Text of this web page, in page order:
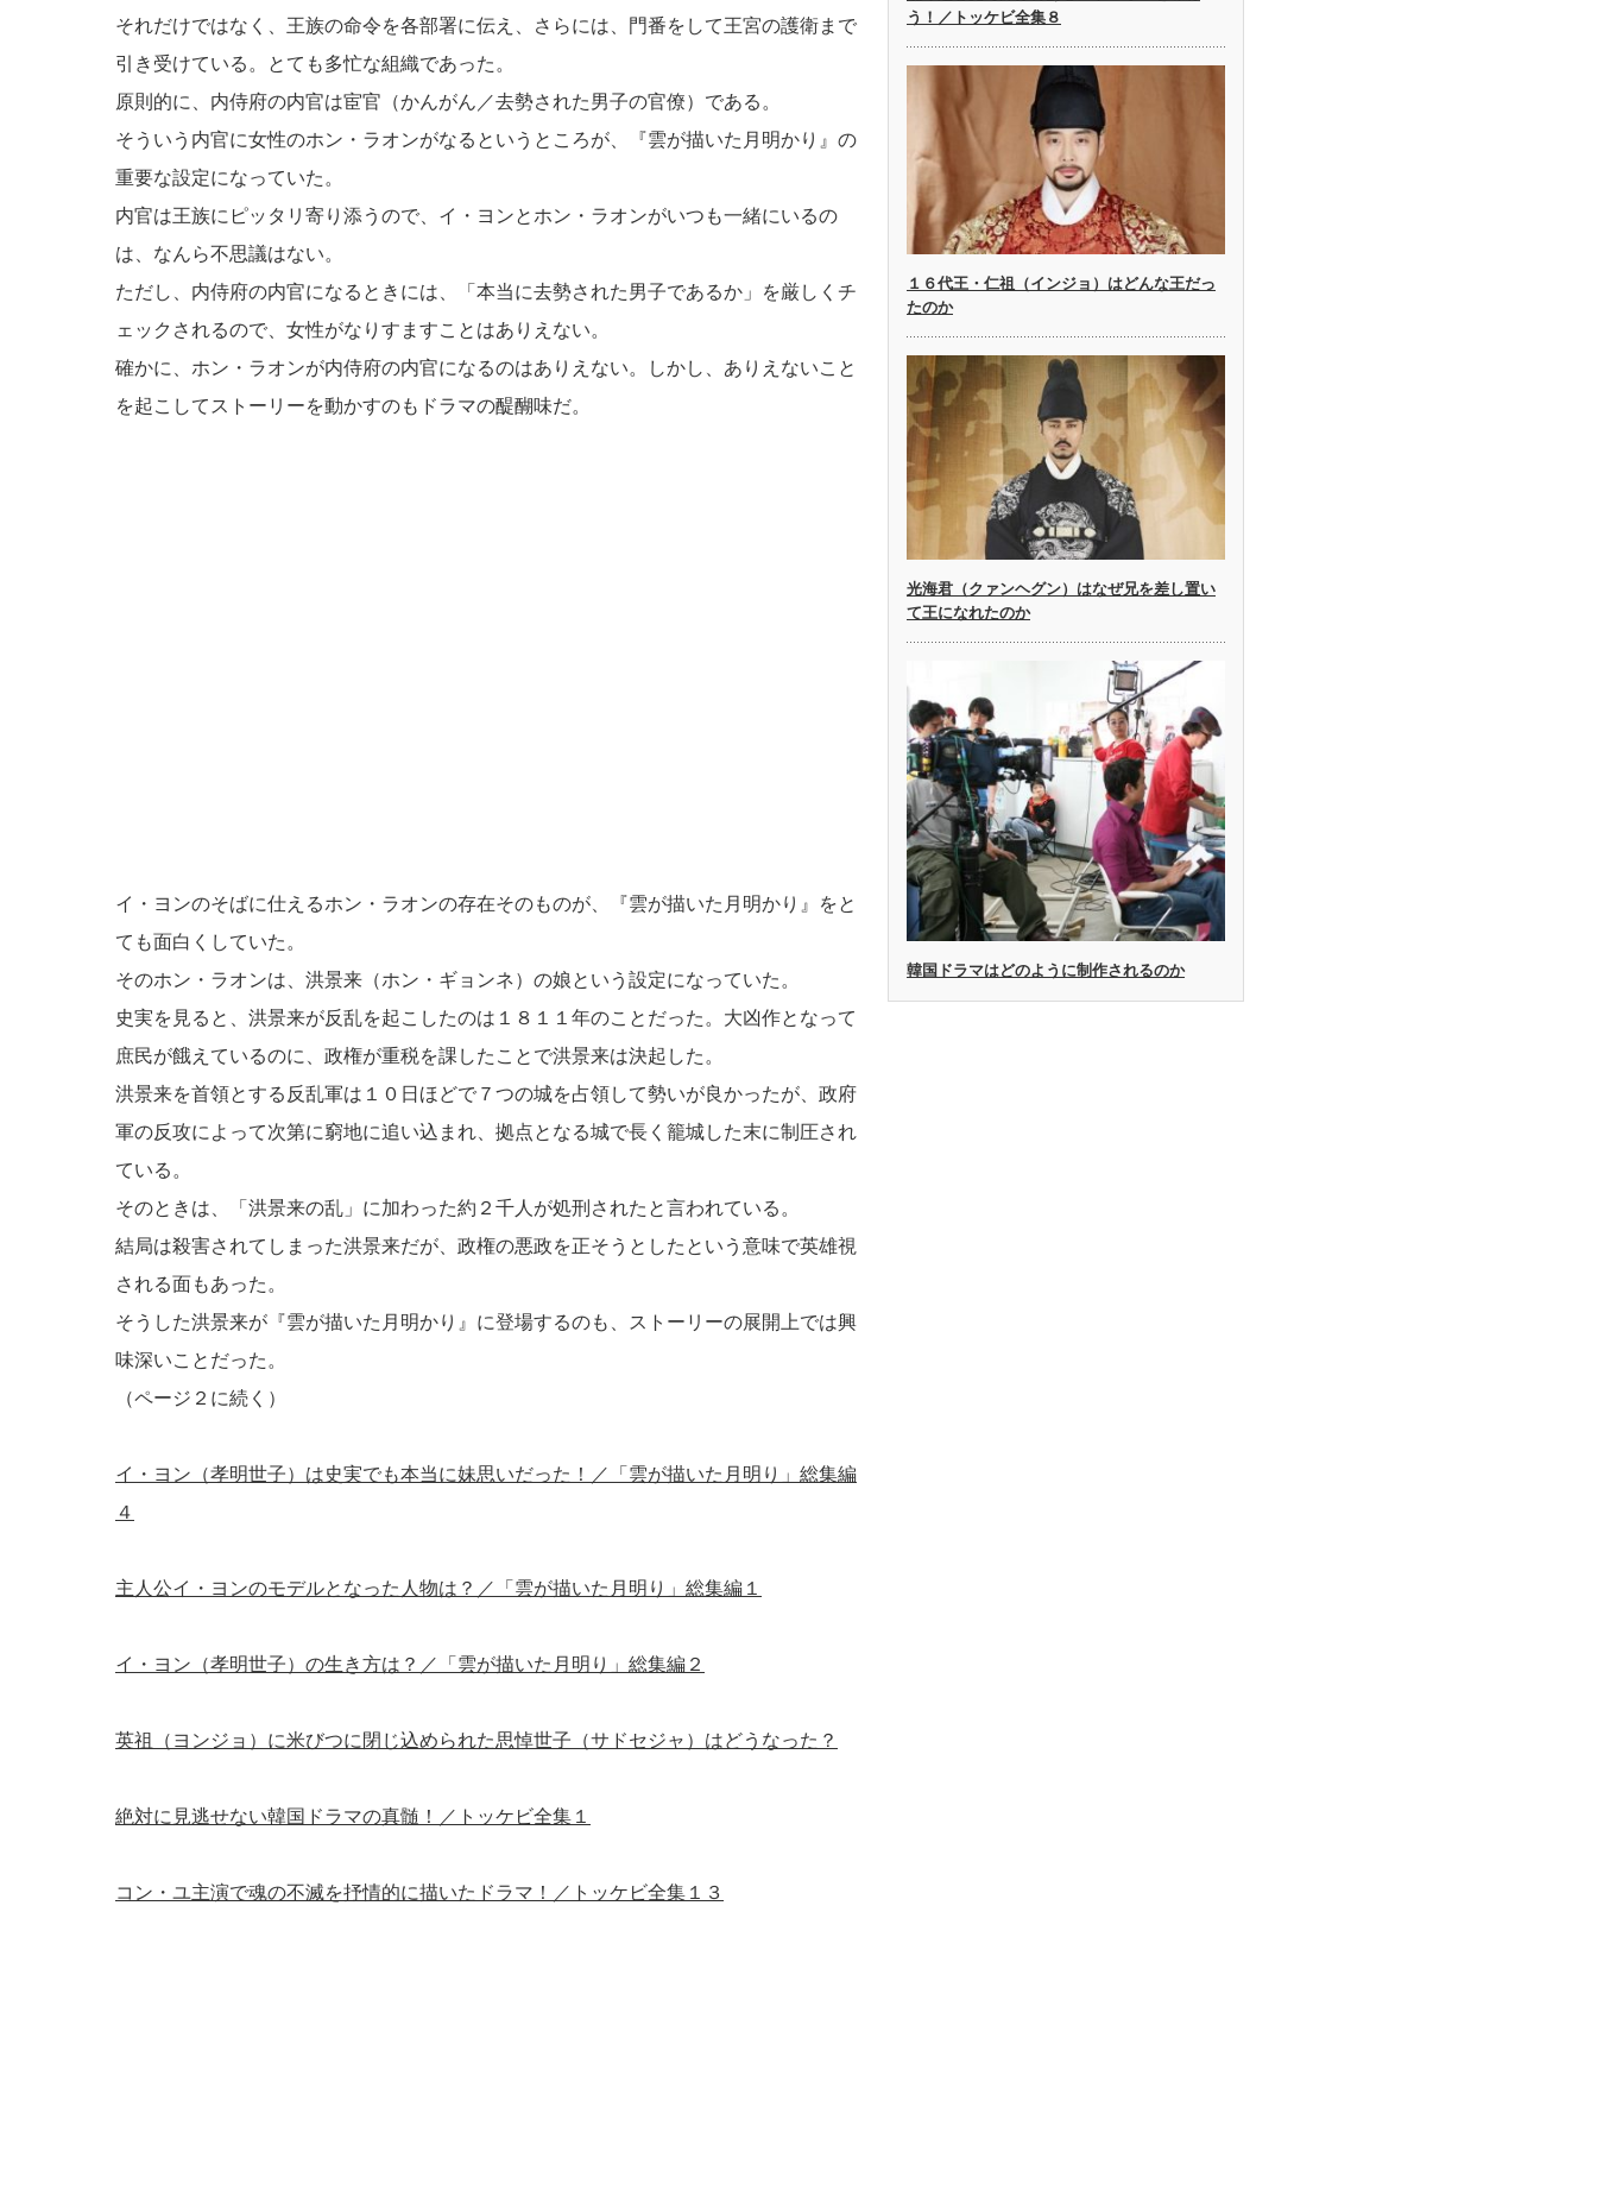
それだけではなく、王族の命令を各部署に伝え、さらには、門番をして王宮の護衛まで
引き受けている。とても多忙な組織であった。
原則的に、内侍府の内官は宦官（かんがん／去勢された男子の官僚）である。
そういう内官に女性のホン・ラオンがなるというところが、『雲が描いた月明かり』の
重要な設定になっていた。
内官は王族にピッタリ寄り添うので、イ・ヨンとホン・ラオンがいつも一緒にいるの
は、なんら不思議はない。
ただし、内侍府の内官になるときには、「本当に去勢された男子であるか」を厳しくチ
ェックされるので、女性がなりすますことはありえない。
確かに、ホン・ラオンが内侍府の内官になるのはありえない。しかし、ありえないこと
を起こしてストーリーを動かすのもドラマの醍醐味だ。
イ・ヨンのそばに仕えるホン・ラオンの存在そのものが、『雲が描いた月明かり』をと
ても面白くしていた。
そのホン・ラオンは、洪景来（ホン・ギョンネ）の娘という設定になっていた。
史実を見ると、洪景来が反乱を起こしたのは１８１１年のことだった。大凶作となって
庶民が餓えているのに、政権が重税を課したことで洪景来は決起した。
洪景来を首領とする反乱軍は１０日ほどで７つの城を占領して勢いが良かったが、政府
軍の反攻によって次第に窮地に追い込まれ、拠点となる城で長く籠城した末に制圧され
ている。
そのときは、「洪景来の乱」に加わった約２千人が処刑されたと言われている。
結局は殺害されてしまった洪景来だが、政権の悪政を正そうとしたという意味で英雄視
される面もあった。
そうした洪景来が『雲が描いた月明かり』に登場するのも、ストーリーの展開上では興
味深いことだった。
（ページ２に続く）
イ・ヨン（孝明世子）は史実でも本当に妹思いだった！／「雲が描いた月明り」総集編
４
主人公イ・ヨンのモデルとなった人物は？／「雲が描いた月明り」総集編１
イ・ヨン（孝明世子）の生き方は？／「雲が描いた月明り」総集編２
英祖（ヨンジョ）に米びつに閉じ込められた思悼世子（サドセジャ）はどうなった？
絶対に見逃せない韓国ドラマの真髄！／トッケビ全集１
コン・ユ主演で魂の不滅を抒情的に描いたドラマ！／トッケビ全集１３
う！／トッケビ全集８
１６代王・仁祖（インジョ）はどんな王だっ
たのか
光海君（クァンヘグン）はなぜ兄を差し置い
て王になれたのか
韓国ドラマはどのように制作されるのか